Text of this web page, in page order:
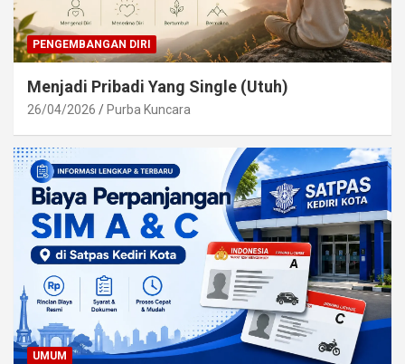
PENGEMBANGAN DIRI
Menjadi Pribadi Yang Single (Utuh)
26/04/2026 Purba Kuncara
UMUM